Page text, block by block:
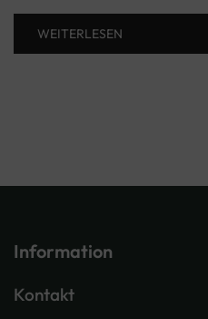
Bewertet mit
5.00von 5
WEITERLESEN
Information
Kontakt